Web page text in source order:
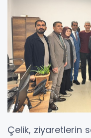
Çelik, ziyaretlerin